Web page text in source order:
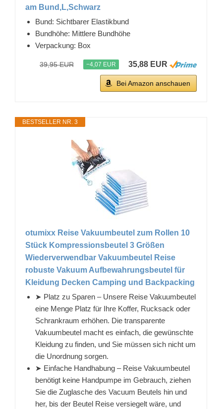
am Bund,L,Schwarz
Bund: Sichtbarer Elastikbund
Bundhöhe: Mittlere Bundhöhe
Verpackung: Box
39,95 EUR −4,07 EUR 35,88 EUR
Bei Amazon anschauen
BESTSELLER NR. 3
otumixx Reise Vakuumbeutel zum Rollen 10
Stück Kompressionsbeutel 3 Größen
Wiederverwendbar Vakuumbeutel Reise
robuste Vakuum Aufbewahrungsbeutel für
Kleidung Decken Camping und Backpacking
➤ Platz zu Sparen – Unsere Reise Vakuumbeutel
eine Menge Platz für Ihre Koffer, Rucksack oder
Schrankraum erhöhen. Die transparente
Vakuumbeutel macht es einfach, die gewünschte
Kleidung zu finden, und Sie müssen sich nicht um
die Unordnung sorgen.
➤ Einfache Handhabung – Reise Vakuumbeutel
benötigt keine Handpumpe im Gebrauch, ziehen
Sie die Zuglasche des Vacuum Beutels hin und
her, bis der Beutel Reise versiegelt wäre, und